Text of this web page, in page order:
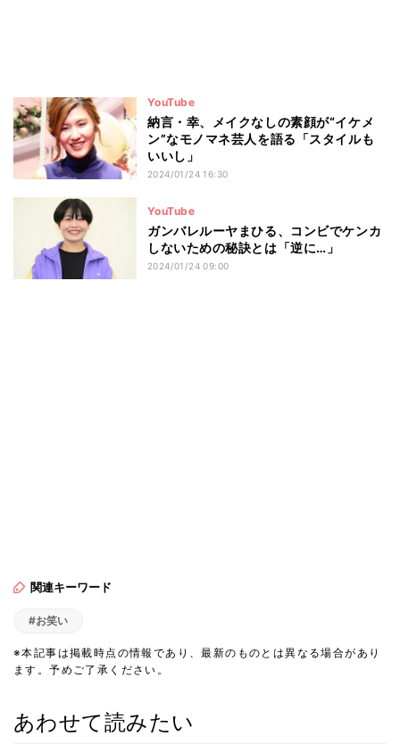
YouTube
納言・幸、メイクなしの素顔が“イケメ
ン”なモノマネ芸人を語る「スタイルも
いいし」
2024/01/24 16:30
YouTube
ガンバレルーヤまひる、コンビでケンカ
しないための秘訣とは「逆に…」
2024/01/24 09:00
関連キーワード
#お笑い
※本記事は掲載時点の情報であり、最新のものとは異なる場合があり
ます。予めご了承ください。
あわせて読みたい